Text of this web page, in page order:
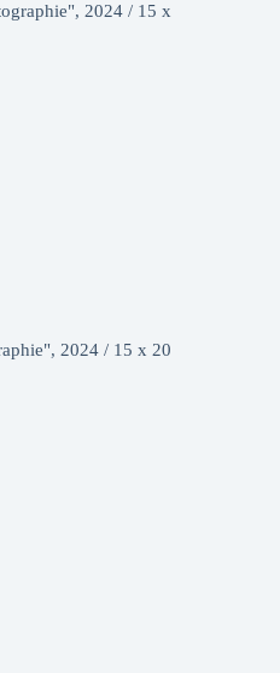
2024 / 15 x
2024 / 15 x 20